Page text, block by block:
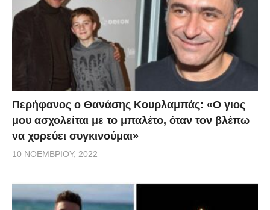
Περήφανος ο Θανάσης Κουρλαμπάς: «Ο γιος
μου ασχολείται με το μπαλέτο, όταν τον βλέπω
να χορεύει συγκινούμαι»
10 ΝΟΕΜΒΡΊΟΥ, 2022